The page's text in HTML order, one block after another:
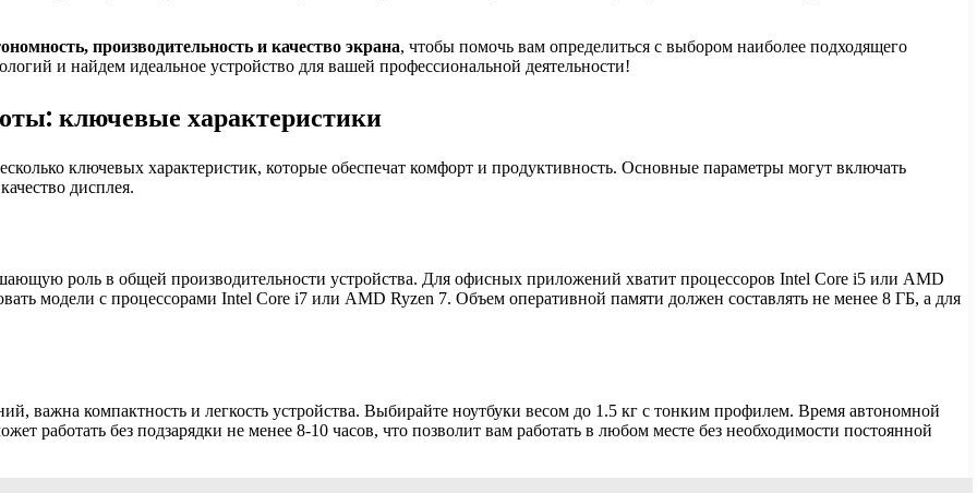
производительность и качество экрана, чтобы помочь вам определиться с выбором наиболее подходящего
и найдем идеальное устройство для вашей профессиональной деятельности!
ключевые характеристики
ключевых характеристик, которые обеспечат комфорт и продуктивность. Основные параметры могут включать
дисплея.
роль в общей производительности устройства. Для офисных приложений хватит процессоров Intel Core i5 или AMD
модели с процессорами Intel Core i7 или AMD Ryzen 7. Объем оперативной памяти должен составлять не менее 8 ГБ, а для
важна компактность и легкость устройства. Выбирайте ноутбуки весом до 1.5 кг с тонким профилем. Время автономной
работать без подзарядки не менее 8-10 часов, что позволит вам работать в любом месте без необходимости постоянной